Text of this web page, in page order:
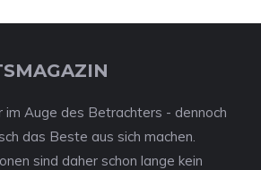
im Auge des Betrachters - dennoch
das Beste aus sich machen.
sind daher schon lange kein